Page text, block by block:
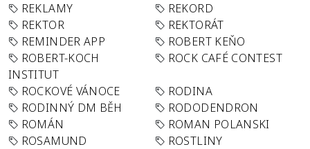
REKLAMY
REKORD
REKTOR
REKTORÁT
REMINDER APP
ROBERT KEŇO
ROBERT-KOCH
INSTITUT
ROCK CAFÉ CONTEST
ROCKOVÉ VÁNOCE
RODINA
RODINNÝ DM BĚH
RODODENDRON
ROMÁN
ROMAN POLANSKI
ROSAMUND
ROSTLINY